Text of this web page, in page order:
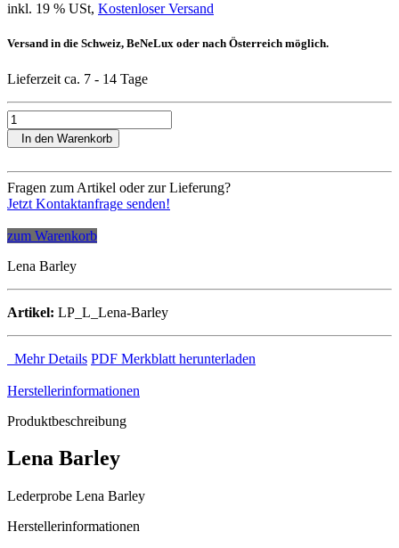
inkl. 19 % USt, Kostenloser Versand
Versand in die Schweiz, BeNeLux oder nach Österreich möglich.
Lieferzeit ca. 7 - 14 Tage
In den Warenkorb
Fragen zum Artikel oder zur Lieferung?
Jetzt Kontaktanfrage senden!
zum Warenkorb
Lena Barley
Artikel: LP_L_Lena-Barley
Mehr Details PDF Merkblatt herunterladen
Herstellerinformationen
Produktbeschreibung
Lena Barley
Lederprobe Lena Barley
Herstellerinformationen